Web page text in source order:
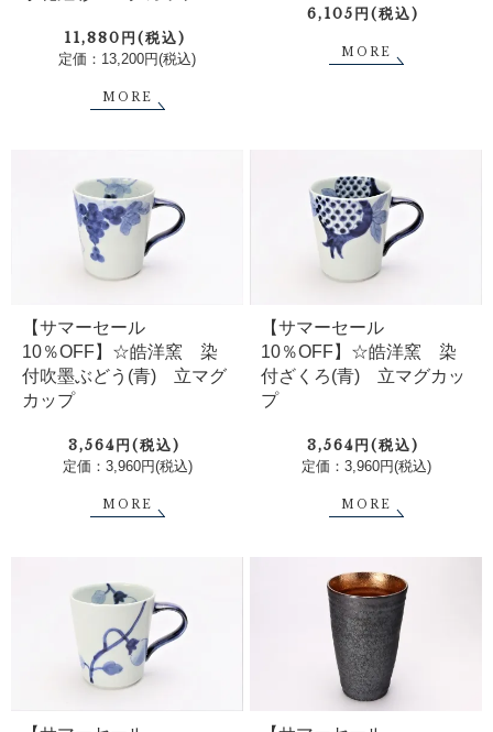
11,880円(税込)
定価：13,200円(税込)
MORE
6,105円(税込)
MORE
【サマーセール
10％OFF】☆皓洋窯 染
付吹墨ぶどう(青) 立マグ
カップ
3,564円(税込)
定価：3,960円(税込)
MORE
【サマーセール
10％OFF】☆皓洋窯 染
付ざくろ(青) 立マグカッ
プ
3,564円(税込)
定価：3,960円(税込)
MORE